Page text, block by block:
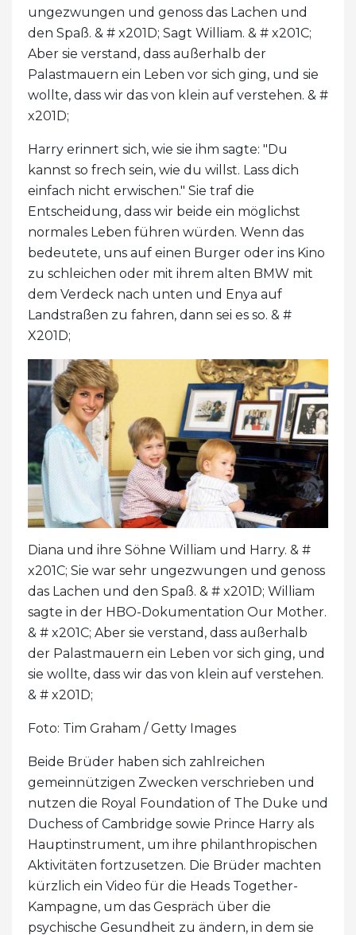
ungezwungen und genoss das Lachen und
den Spaß. & # x201D; Sagt William. & # x201C;
Aber sie verstand, dass außerhalb der
Palastmauern ein Leben vor sich ging, und sie
wollte, dass wir das von klein auf verstehen. & #
x201D;
Harry erinnert sich, wie sie ihm sagte: "Du
kannst so frech sein, wie du willst. Lass dich
einfach nicht erwischen." Sie traf die
Entscheidung, dass wir beide ein möglichst
normales Leben führen würden. Wenn das
bedeutete, uns auf einen Burger oder ins Kino
zu schleichen oder mit ihrem alten BMW mit
dem Verdeck nach unten und Enya auf
Landstraßen zu fahren, dann sei es so. & #
X201D;
Diana und ihre Söhne William und Harry. & #
x201C; Sie war sehr ungezwungen und genoss
das Lachen und den Spaß. & # x201D; William
sagte in der HBO-Dokumentation Our Mother.
& # x201C; Aber sie verstand, dass außerhalb
der Palastmauern ein Leben vor sich ging, und
sie wollte, dass wir das von klein auf verstehen.
& # x201D;
Foto: Tim Graham / Getty Images
Beide Brüder haben sich zahlreichen
gemeinnützigen Zwecken verschrieben und
nutzen die Royal Foundation of The Duke und
Duchess of Cambridge sowie Prince Harry als
Hauptinstrument, um ihre philanthropischen
Aktivitäten fortzusetzen. Die Brüder machten
kürzlich ein Video für die Heads Together-
Kampagne, um das Gespräch über die
psychische Gesundheit zu ändern, in dem sie